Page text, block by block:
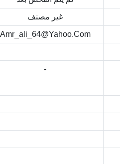
غير مصنف
Amr_ali_64@yahoo.com
-